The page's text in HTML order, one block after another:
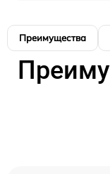
Преимущества